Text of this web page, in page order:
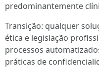
predominantemente
Transição: qualquer
ética e legislação
processos
práticas de